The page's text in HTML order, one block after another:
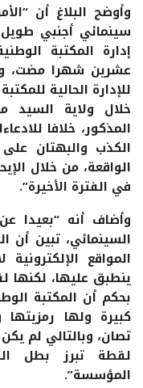
وأوضح البلاغ أن
سينمائي أجنبي
عشرين شهرا مضت،
للإدارة الحالية
خلال ولاية السيد
المذكور، خلافا
الكذب والبهتان
الواقعة، من خلال
في الفترة الأخيرة”.
وأضاف أنه “بعيدا
السينمائي، تبين
المواقع
ينطبق عليها، لكنها
بحكم أن المكتبة
كبيرة ولها رمزيتها
تصان، وبالتالي لم
لقطة تبرز بطل
المؤسسة”.